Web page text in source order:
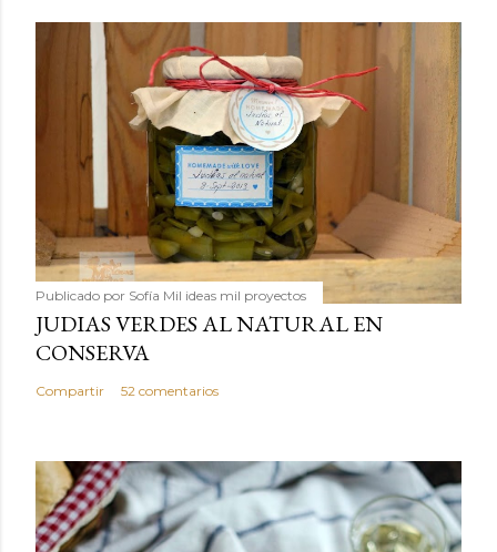
Publicado por Sofía Mil ideas mil proyectos
JUDIAS VERDES AL NATURAL EN
CONSERVA
Compartir 52 comentarios